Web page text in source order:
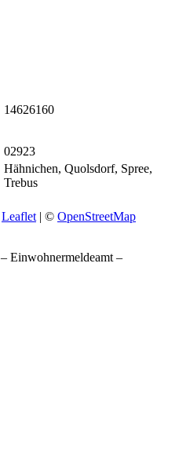
14626160
02923
Hähnichen, Quolsdorf, Spree,
Trebus
Leaflet | © OpenStreetMap
Einwohnermeldeamt –